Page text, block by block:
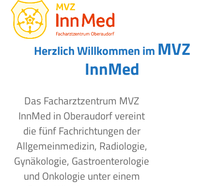
Skip
content
Open
mobile
menu
Close
mobile
menu
Herzlich Willkommen im MVZ
InnMed
Das Facharztzentrum MVZ
InnMed in Oberaudorf vereint
die fünf Fachrichtungen der
Allgemeinmedizin, Radiologie,
Gynäkologie, Gastroenterologie
und Onkologie unter einem